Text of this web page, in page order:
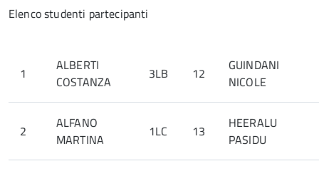
Elenco studenti partecipanti
1
ALBERTI
COSTANZA
3LB 12
GUINDANI
NICOLE
2
ALFANO
MARTINA
1LC 13
HEERALU
PASIDU